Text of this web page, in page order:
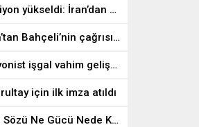
Körfez’de tansiyon yükseldi: İran’dan ABD üslerine misilleme
Yeniden Refah’tan Bahçeli’nin çağrısına destek
“Filistin’deki siyonist işgal vahim gelişmelere gebe”
için ilk imza atıldı
Üç Bakanın Ne Sözü Ne Gücü Nede Kudreti Yetmedi